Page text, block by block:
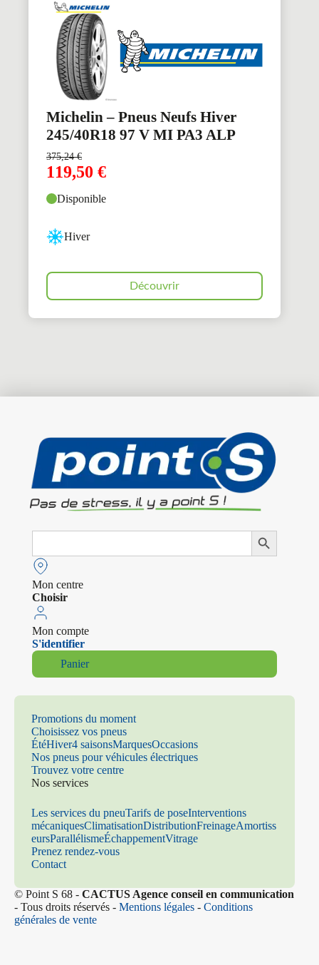
Michelin – Pneus Neufs Hiver
245/40R18 97 V MI PA3 ALP
375,24€
119,50 €
Disponible
Hiver
Découvrir
Search
Search Button
Mon centre
Choisir
Mon compte
S'identifier
Panier
Promotions du moment
Choisissez vos pneus
ÉtéHiver4 saisonsMarquesOccasions
Nos pneus pour véhicules électriques
Trouvez votre centre
Nos services
Les services du pneuTarifs de poseInterventions
mécaniquesClimatisationDistributionFreinageAmortiss
eursParallélismeÉchappementVitrage
Prenez rendez-vous
Contact
© Point S 68 - CACTUS Agence conseil en communication
- Tous droits réservés - Mentions légales - Conditions
générales de vente